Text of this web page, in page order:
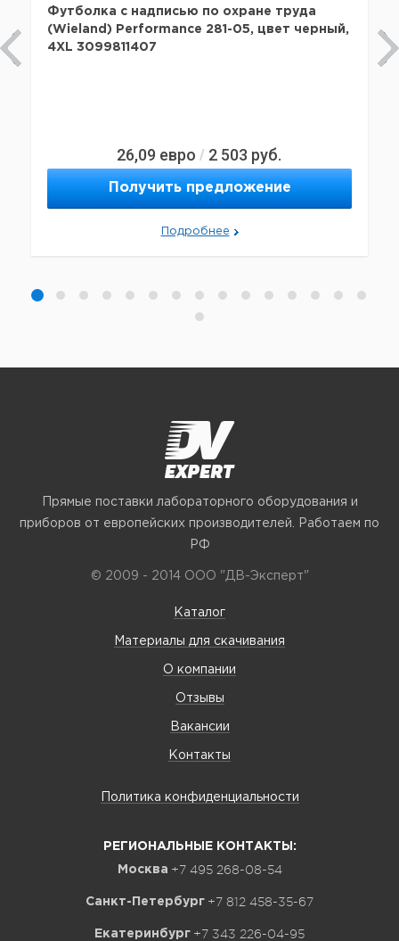
Футболка с надписью по охране труда
(Wieland) Performance 281-05, цвет черный,
4XL 3099811407
26,09 евро / 2 503 руб.
Получить предложение
Подробнее
Прямые поставки лабораторного оборудования и
приборов от европейских производителей. Работаем по
РФ
© 2009 - 2014 ООО "ДВ-Эксперт"
Каталог
Материалы для скачивания
О компании
Отзывы
Вакансии
Контакты
Политика конфиденциальности
РЕГИОНАЛЬНЫЕ КОНТАКТЫ:
Москва +7 495 268-08-54
Санкт-Петербург +7 812 458-35-67
Екатеринбург +7 343 226-04-95